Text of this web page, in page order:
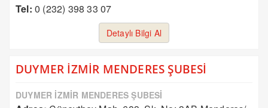
Tel: 0 (232) 398 33 07
Detaylı Bilgi Al
DUYMER İZMİR MENDERES ŞUBESİ
DUYMER İZMİR MENDERES ŞUBESİ